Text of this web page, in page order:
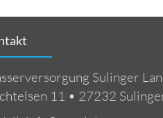
Sulinger
11 • 27232